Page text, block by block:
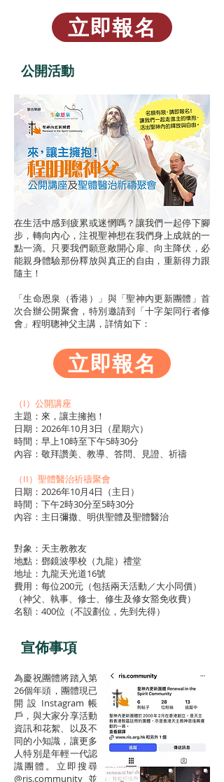
立即報名
​公開活動
在生活中感到疲累或迷惘嗎？讓我們一起停下腳
步，轉向內心，注視聖神想在我們身上成就的一
點一滴。只要我們願意敞開心扉、向主降伏，必
能親身體驗那份釋放與真正的自由，重新得力跟
隨主！
「生命恩泉（香港）」與「聖神內更新團體」首
次合辦公開聚會，特別邀請到「十字架同行者修
會」程明聰神父主講，詳情如下：
立即報名
（I）公開講座
主題：來，讓主擁抱！
日期：2026年10月3日（星期六）
時間：早上10時至下午5時30分
內容：敬拜讚美、教導、答問、見證、祈禱
​（II）聖體醫治祈禱聚會
日期：2026年10月4日（主日）
時間：下午2時30分至5時30分
內容：主日彌撒、明供聖體及聖體醫治
對象：天主教教友
地點：鄧鏡波學校（九龍）禮堂
地址：九龍天光道16號
費用：每位200元（包括兩天活動／大小同價）
（神父、執事、修士、修生及修女豁免收費）
名額：400位（不設劃位，先到先得）
宣佈事項
為慶祝團體將踏入第
26個年頭，團體現已
開設Instagram帳
戶，與大家分享活動
資訊和花絮、以及不
同的小知識，讓更多
人特別是年輕一代認
識團體。立即搜尋
@ris.community 並